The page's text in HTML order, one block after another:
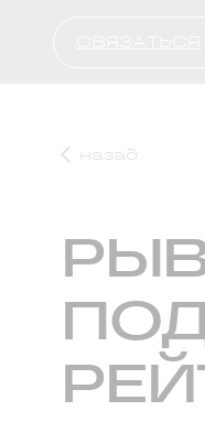
назад